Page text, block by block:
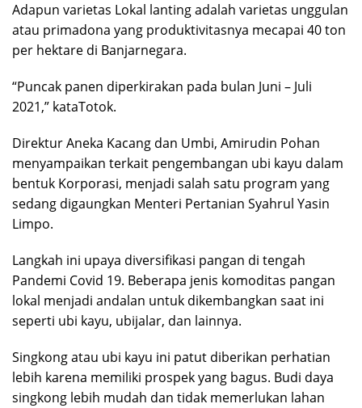
Adapun varietas Lokal lanting adalah varietas unggulan
atau primadona yang produktivitasnya mecapai 40 ton
per hektare di Banjarnegara.
“Puncak panen diperkirakan pada bulan Juni – Juli
2021,” kataTotok.
Direktur Aneka Kacang dan Umbi, Amirudin Pohan
menyampaikan terkait pengembangan ubi kayu dalam
bentuk Korporasi, menjadi salah satu program yang
sedang digaungkan Menteri Pertanian Syahrul Yasin
Limpo.
Langkah ini upaya diversifikasi pangan di tengah
Pandemi Covid 19. Beberapa jenis komoditas pangan
lokal menjadi andalan untuk dikembangkan saat ini
seperti ubi kayu, ubijalar, dan lainnya.
Singkong atau ubi kayu ini patut diberikan perhatian
lebih karena memiliki prospek yang bagus. Budi daya
singkong lebih mudah dan tidak memerlukan lahan